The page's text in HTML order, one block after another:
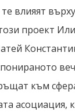
влияят
проект
към
асоциация,